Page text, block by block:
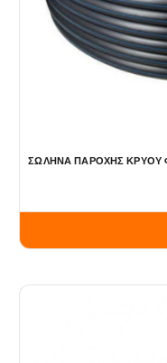
ΣΩΛΗΝΑ ΠΑΡΟΧΗΣ ΚΡΥΟΥ